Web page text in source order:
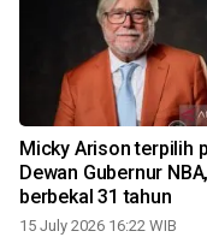
Micky Arison terpilih
Dewan Gubernur NBA,
berbekal 31 tahun
15 July 2026 16:22 WIB